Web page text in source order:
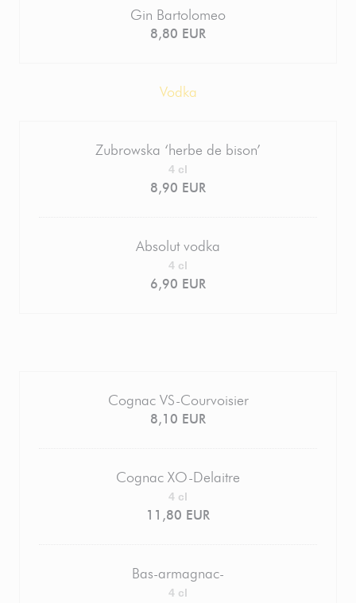
Gin Bartolomeo
8,80 EUR
Vodka
Zubrowska ‘herbe de bison’
8,90 EUR
4 cl
Absolut vodka
6,90 EUR
4 cl
Cognac VS-Courvoisier
8,10 EUR
Cognac XO-Delaitre
11,80 EUR
4 cl
Bas-armagnac-
4 cl